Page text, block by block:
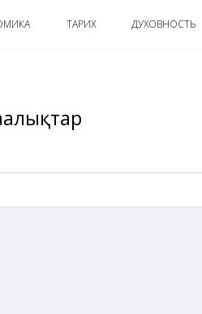
ТАРИХ ДУХОВНОСТЬ